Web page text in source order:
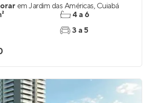
em Jardim das Américas, Cuiabá
4 a 6
3 a 5